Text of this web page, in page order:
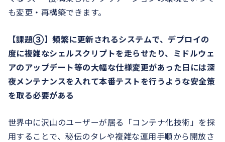
も変更・再構築できます。
【課題③】頻繁に更新されるシステムで、デプロイの
度に複雑なシェルスクリプトを走らせたり、ミドルウェ
アのアップデート等の大幅な仕様変更があった日には深
夜メンテナンスを入れて本番テストを行うような安全策
を取る必要がある
世界中に沢山のユーザーが居る「コンテナ化技術」を採
用することで、秘伝のタレや複雑な運用手順から開放さ